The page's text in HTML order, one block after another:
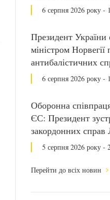
6 серпня 2026 року -
Президент України
міністром
антибалістичних
6 серпня 2026 року -
Оборонна
ЄС: Президент
закордонних справ
5 серпня 2026 року -
Перейти до всіх новин